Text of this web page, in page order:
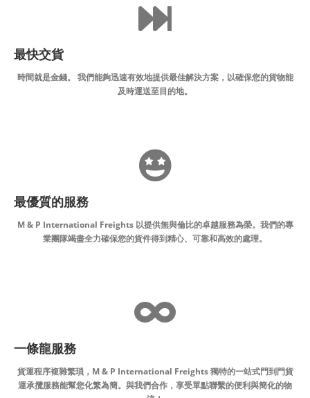
最快交貨
時間就是金錢。 我們能夠迅速有效地提供最佳解決方案，以確保您的貨物能
及時運送至目的地。
最優質的服務
M & P International Freights 以提供無與倫比的卓越服務為榮。我們的專
業團隊竭盡全力確保您的貨件得到精心、可靠和高效的處理。
一條龍服務
貨運程序複雜繁瑣，M & P International Freights 獨特的一站式門到門貨
運承攬服務能幫您化繁為簡。與我們合作，享受單點聯繫的便利與簡化的物